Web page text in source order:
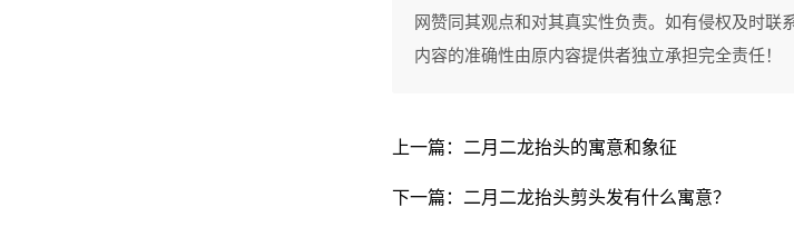
网赞同其观点和对其真实性负责。如有侵权及时联
内容的准确性由原内容提供者独立承担完全责任！
上一篇： 二月二龙抬头的寓意和象征
下一篇： 二月二龙抬头剪头发有什么寓意？